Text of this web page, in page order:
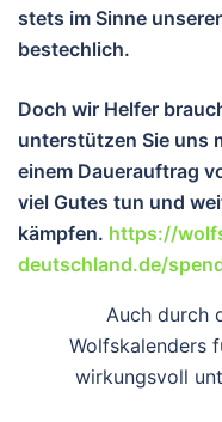
stets im Sinne
bestechlich.
Doch wir Helfer
unterstützen Sie uns
einem Dauerauftrag
viel Gutes tun und wei
kämpfen. https://
deutschland.de/
Auch durch
Wolfskalenders
wirkungsvoll